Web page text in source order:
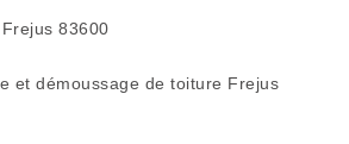
83600
et démoussage de toiture Frejus